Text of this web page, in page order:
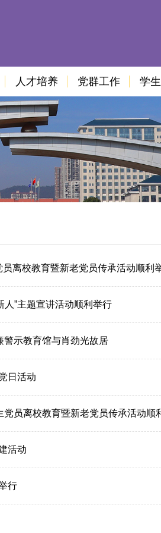
人才培养 党群工作 学
离校教育暨新老党员传承活动顺利
”主题宣讲活动顺利举行
示教育馆与肖劲光故居
日活动
员离校教育暨新老党员传承活动顺
活动
行